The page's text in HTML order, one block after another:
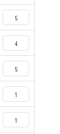
5
4
5
1
1